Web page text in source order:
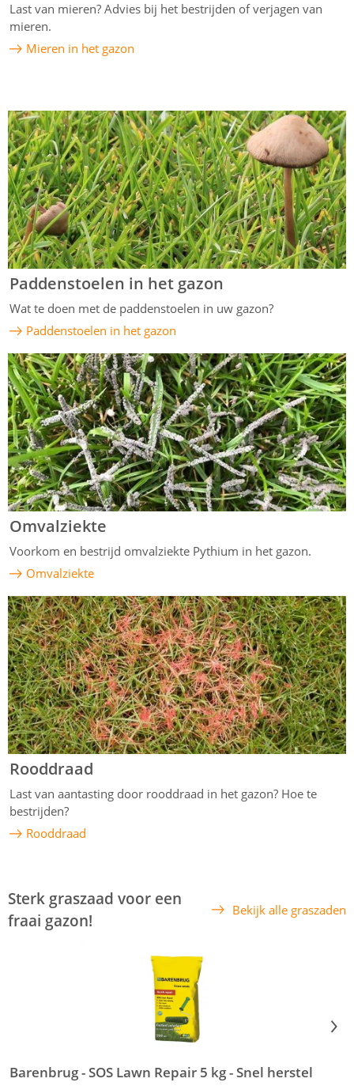
Last van mieren? Advies bij het bestrijden of verjagen van
mieren.
Mieren in het gazon
Paddenstoelen in het gazon
Wat te doen met de paddenstoelen in uw gazon?
Paddenstoelen in het gazon
Omvalziekte
Voorkom en bestrijd omvalziekte Pythium in het gazon.
Omvalziekte
Rooddraad
Last van aantasting door rooddraad in het gazon? Hoe te
bestrijden?
Rooddraad
Sterk graszaad voor een
fraai gazon!
Bekijk alle graszaden
Barenbrug - SOS Lawn Repair 5 kg - Snel herstel